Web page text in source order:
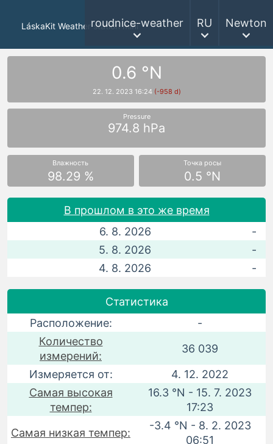
LáskaKit Weather station miniroudnice-weather RU Newton
0.6 °N
22. 12. 2023 16:24 (-958 d)
Pressure
974.8 hPa
Влажность
98.29 %
Точка росы
0.5 °N
В прошлом в это же время
6. 8. 2026
-
5. 8. 2026
-
4. 8. 2026
-
Статистика
Расположение:
-
Количество
измерений:
36 039
Измеряется от:
4. 12. 2022
Самая высокая
темпер:
16.3 °N - 15. 7. 2023
17:23
Самая низкая темпер:
-3.4 °N - 8. 2. 2023
06:51